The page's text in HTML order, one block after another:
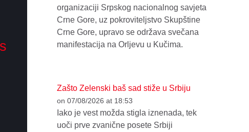
organizaciji Srpskog nacionalnog savjeta
Crne Gore, uz pokroviteljstvo Skupštine
Crne Gore, upravo se održava svečana
manifestacija na Orljevu u Kučima.
Zašto Zelenski baš sad stiže u Srbiju
on 07/08/2026 at 18:53
Iako je vest možda stigla iznenada, tek
uoči prve zvanične posete Srbiji